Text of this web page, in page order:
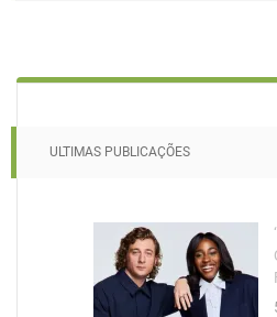
ULTIMAS PUBLICAÇÕES